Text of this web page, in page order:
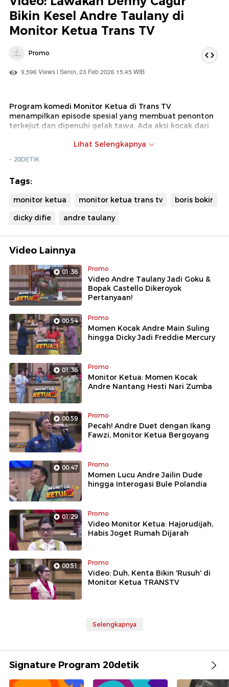
Bikin Kesel Andre Taulany di
Monitor Ketua Trans TV
Promo
9,596 Views | Senin, 23 Feb 2026 15:45 WIB
Program komedi Monitor Ketua di Trans TV
menampilkan episode spesial yang membuat penonton
terkejut dan dipenuhi gelak tawa. Ada aksi kocak dari
Tonton aksi mereka setiap Senin sampai Jumat pukul
Lihat Selengkapnya
- 20DETIK
Tags:
monitor ketua monitor ketua trans tv
boris bokir
dicky difie
andre taulany
Video Lainnya
01:36 Promo
Video Andre Taulany Jadi Goku &
Bopak Castello Dikeroyok
Pertanyaan!
00:54 Promo
Momen Kocak Andre Main Suling
hingga Dicky Jadi Freddie Mercury
01:36 Promo
Monitor Ketua: Momen Kocak
Andre Nantang Hesti Nari Zumba
00:59 Promo
Pecah! Andre Duet dengan Ikang
Fawzi, Monitor Ketua Bergoyang
00:47 Promo
Momen Lucu Andre Jailin Dude
hingga Interogasi Bule Polandia
01:29 Promo
Video Monitor Ketua: Hajorudijah,
Habis Joget Rumah Dijarah
00:51 Promo
Video: Duh, Kenta Bikin 'Rusuh' di
Monitor Ketua TRANSTV
Selengkapnya
Signature Program 20detik